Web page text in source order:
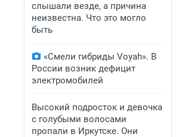
слышали везде, а причина
неизвестна. Что это могло
быть
«Смели гибриды Voyah». В
России возник дефицит
электромобилей
Высокий подросток и девочка
с голубыми волосами
пропали в Иркутске. Они